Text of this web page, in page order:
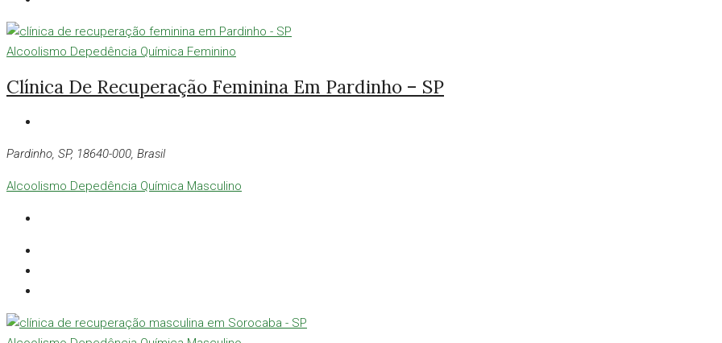
Alcoolismo Depedência Química Feminino
Clínica De Recuperação Feminina Em Pardinho – SP
Pardinho, SP, 18640-000, Brasil
Alcoolismo Depedência Química Masculino